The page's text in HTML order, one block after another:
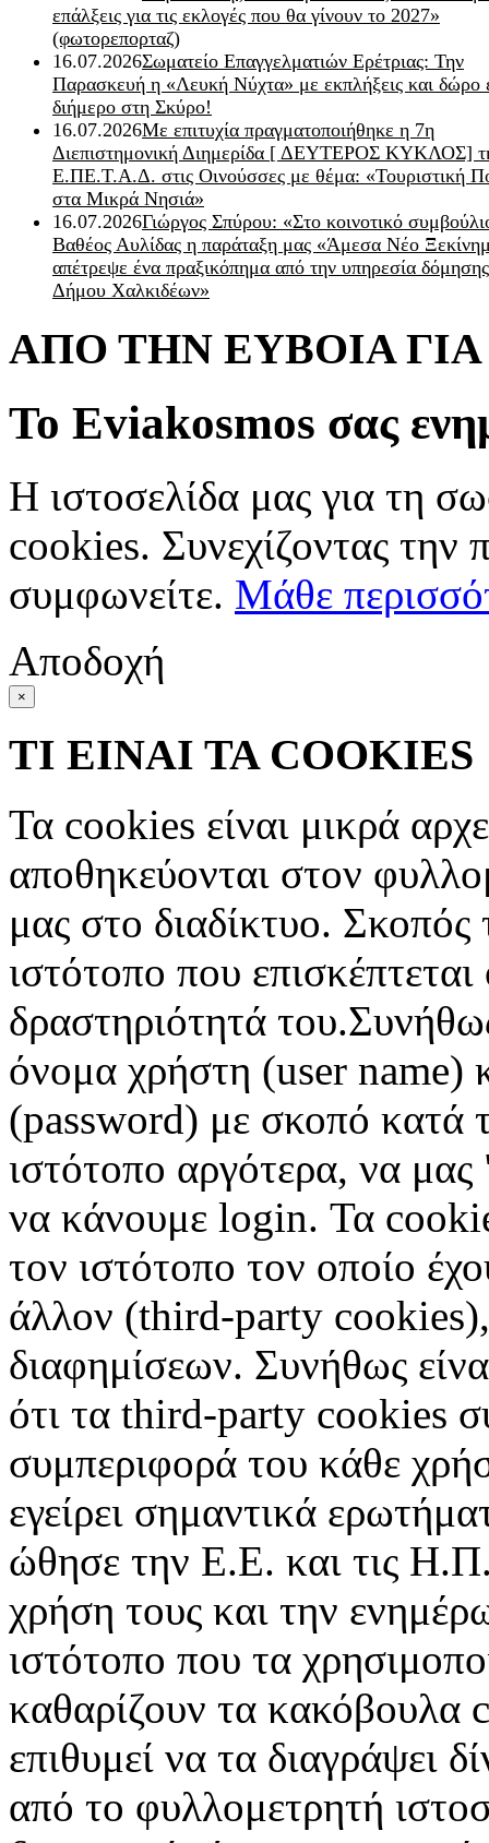
επάλξεις για τις εκλογές που θα γίνουν το 2027»
(φωτορεπορταζ)
16.07.2026Σωματείο Επαγγελματιών Ερέτριας: Την
Παρασκευή η «Λευκή Νύχτα» με εκπλήξεις και δώρο
διήμερο στη Σκύρο!
16.07.2026Με επιτυχία πραγματοποιήθηκε η 7η
Διεπιστημονική Διημερίδα [ ΔEYΤΕΡΟΣ ΚΥΚΛΟΣ]
Ε.ΠΕ.Τ.Α.Δ. στις Οινούσσες με θέμα: «Τουριστική
στα Μικρά Νησιά»
16.07.2026Γιώργος Σπύρου: «Στο κοινοτικό
Βαθέος Αυλίδας η παράταξη μας «Άμεσα Νέο
απέτρεψε ένα πραξικόπημα από την υπηρεσία
Δήμου Χαλκιδέων»
ΑΠΟ ΤΗΝ ΕΥΒΟΙΑ
Το Eviakosmos σας
Η ιστοσελίδα μας για τη
cookies. Συνεχίζοντας την
συμφωνείτε. Μάθε
Αποδοχή
×
ΤΙ ΕΙΝΑΙ ΤΑ COOKIES
Τα cookies είναι μικρά
αποθηκεύονται στον
μας στο διαδίκτυο. Σκοπός
ιστότοπο που
δραστηριότητά
όνομα χρήστη (user name)
(password) με σκοπό κατά
ιστότοπο αργότερα, να μας
να κάνουμε login. Τα
τον ιστότοπο τον οποίο
άλλον (third-party
διαφημίσεων. Συνήθως
ότι τα third-party cookies
συμπεριφορά του κάθε
εγείρει σημαντικά
ώθησε την Ε.Ε. και τις
χρήση τους και την
ιστότοπο που τα
καθαρίζουν τα κακόβουλα
επιθυμεί να τα διαγράψει
από το φυλλομετρητή